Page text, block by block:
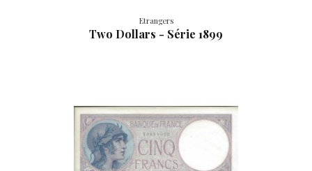
Etrangers
Two Dollars - Série 1899